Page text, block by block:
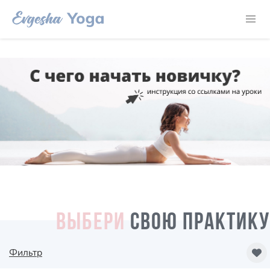
ВЫБЕРИ СВОЮ ПРАКТИКУ
Фильтр